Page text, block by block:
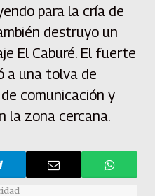
para la cría de
destruyo un
El Caburé. El fuerte
a una tolva de
comunicación y
la zona cercana.